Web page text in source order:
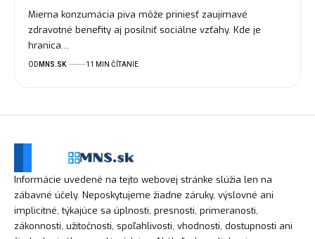
Mierna konzumácia piva môže priniesť zaujímavé
zdravotné benefity aj posilniť sociálne vzťahy. Kde je
hranica…
OD MNS.SK 11 MIN ČÍTANIE
Informácie uvedené na tejto webovej stránke slúžia len na
zábavné účely. Neposkytujeme žiadne záruky, výslovné ani
implicitné, týkajúce sa úplnosti, presnosti, primeranosti,
zákonnosti, užitočnosti, spoľahlivosti, vhodnosti, dostupnosti ani